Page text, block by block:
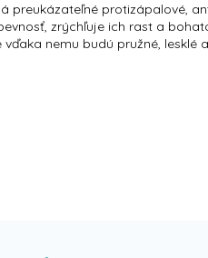
preukázateľné protizápalové,
zrýchľuje ich rast a
nemu budú pružné,